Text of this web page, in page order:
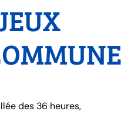
des 36 heures,